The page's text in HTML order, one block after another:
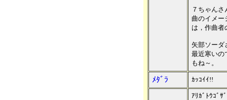
７ちゃん
曲のイメー
は，作曲者
矢部ソーダ
最近寒いの
もね～。
ﾒﾀﾞﾗ ｶｯｺｲｲ!!
ｱﾘｶﾞﾄｳｺﾞｻ